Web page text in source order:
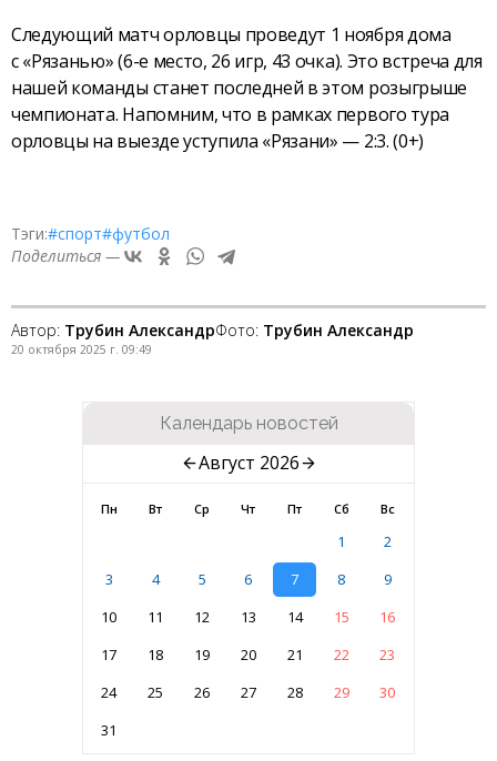
Следующий матч орловцы проведут 1 ноября дома
с «Рязанью» (6-е место, 26 игр, 43 очка). Это встреча для
нашей команды станет последней в этом розыгрыше
чемпионата. Напомним, что в рамках первого тура
орловцы на выезде уступила «Рязани» — 2:3. (0+)
Тэги:#спорт#футбол
Поделиться —
Автор: Трубин АлександрФото: Трубин Александр
20 октября 2025 г. 09:49
Календарь новостей
Август 2026
Пн Вт Ср Чт Пт Сб Вс
1
2
3
4 5 6 7 8
9
10
11 12 13 14 15
16
17
18 19 20 21 22
23
24
25 26 27 28 29
30
31